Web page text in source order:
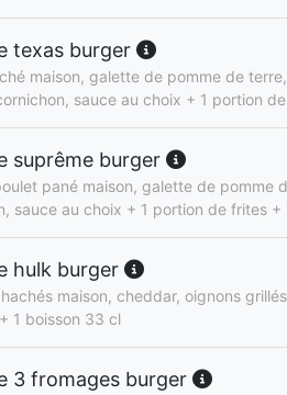
texas burger
maison, galette de pomme de
sauce au choix + 1 portion
suprême burger
pané maison, galette de pomme
sauce au choix + 1 portion de frites +
hulk burger
maison, cheddar, oignons
1 boisson 33 cl
3 fromages burger